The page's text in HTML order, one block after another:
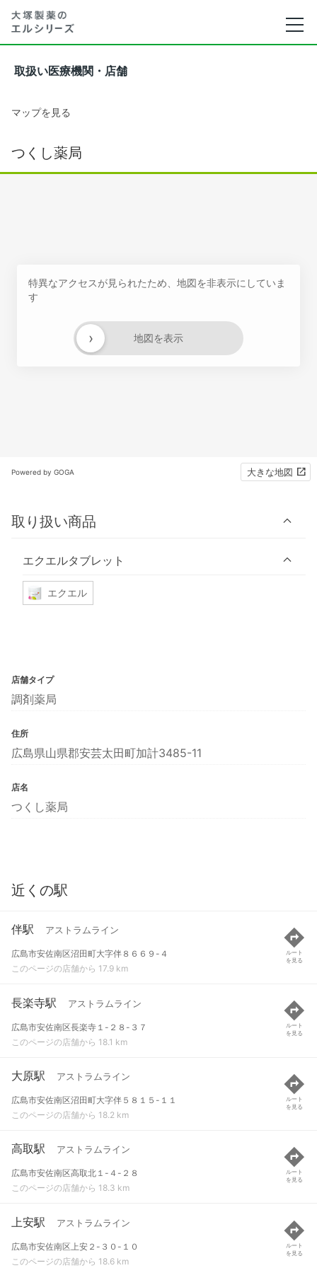
取扱い医療機関・店舗
マップを見る
つくし薬局
特異なアクセスが見られたため、地図を非表示にしていま
す
地図を表示
›
Powered by GOGA 大きな地図
取り扱い商品
エクエルタブレット
エクエル
店舗タイプ
調剤薬局
住所
広島県山県郡安芸太田町加計3485-11
店名
つくし薬局
近くの駅
伴駅 アストラムライン
広島市安佐南区沼田町大字伴８６６９-４
このページの店舗から 17.9 km
ルート
を見る
長楽寺駅 アストラムライン
広島市安佐南区長楽寺１-２８-３７
このページの店舗から 18.1 km
ルート
を見る
大原駅 アストラムライン
広島市安佐南区沼田町大字伴５８１５-１１
このページの店舗から 18.2 km
ルート
を見る
高取駅 アストラムライン
広島市安佐南区高取北１-４-２８
このページの店舗から 18.3 km
ルート
を見る
上安駅 アストラムライン
広島市安佐南区上安２-３０-１０
このページの店舗から 18.6 km
ルート
を見る